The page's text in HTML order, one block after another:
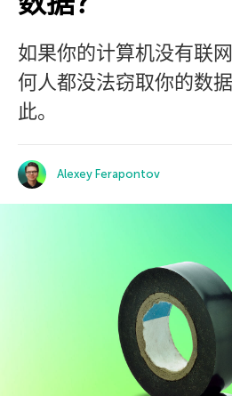
如果你的计算机没有联
何人都没法窃取你的数
此。
Alexey Ferapontov